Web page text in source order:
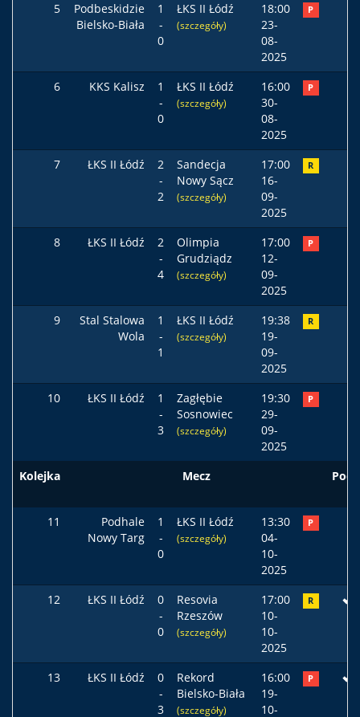
5
Podbeskidzie
Bielsko-Biała
1
-
0
ŁKS II Łódź
(szczegóły)
18:00
23-
08-
2025
P
6 KKS Kalisz
1
-
0
ŁKS II Łódź
(szczegóły)
16:00
30-
08-
2025
P
7 ŁKS II Łódź
2
-
2
Sandecja
Nowy Sącz
(szczegóły)
17:00
16-
09-
2025
R
8 ŁKS II Łódź
2
-
4
Olimpia
Grudziądz
(szczegóły)
17:00
12-
09-
2025
P
9
Stal Stalowa
Wola
1
-
1
ŁKS II Łódź
(szczegóły)
19:38
19-
09-
2025
R
10 ŁKS II Łódź
1
-
3
Zagłębie
Sosnowiec
(szczegóły)
19:30
29-
09-
2025
P
Kolejka Mecz
11
Podhale
Nowy Targ
1
-
0
ŁKS II Łódź
(szczegóły)
13:30
04-
10-
2025
P
12 ŁKS II Łódź
0
-
0
Resovia
Rzeszów
(szczegóły)
17:00
10-
10-
2025
R
13 ŁKS II Łódź
0
-
3
Rekord
Bielsko-Biała
(szczegóły)
16:00
19-
10-
P